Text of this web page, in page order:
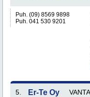
Puh. (09) 8569 9898
Puh. 041 530 9201
5. Er-Te Oy